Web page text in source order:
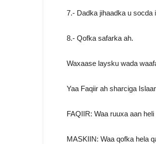
7.- Dadka jihaadka u socda
8.- Qofka safarka ah.
Waxaase laysku wada
Yaa Faqiir ah sharciga
FAQIIR: Waa ruuxa aan
MASKIIN: Waa qofka hela